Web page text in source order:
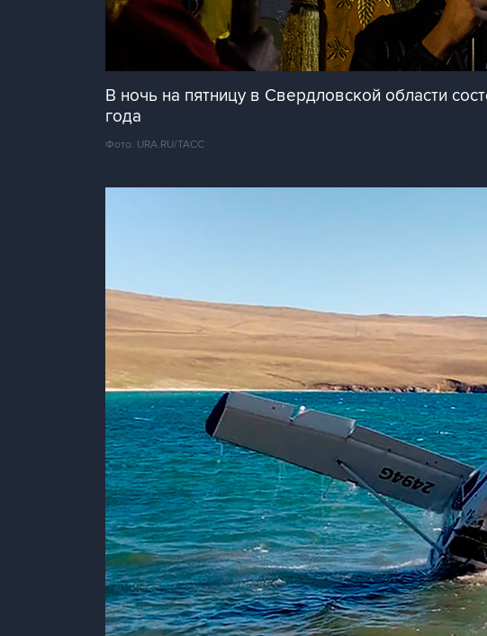
В ночь на пятницу в Свердловской области
года
Фото: URA.RU/ТАСС